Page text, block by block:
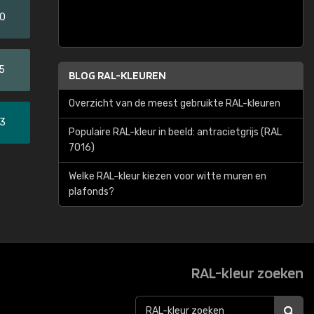
BLOG RAL-KLEUREN
Overzicht van de meest gebruikte RAL-kleuren
Populaire RAL-kleur in beeld: antracietgrijs (RAL
7016)
Welke RAL-kleur kiezen voor witte muren en
plafonds?
RAL-kleur zoeken